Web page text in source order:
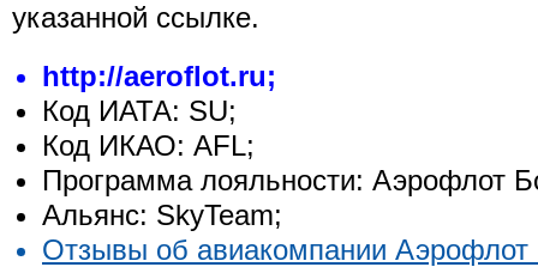
указанной ссылке.
http://aeroflot.ru;
Код ИАТА: SU;
Код ИКАО: AFL;
Программа лояльности: Аэрофлот
Альянс: SkyTeam;
Отзывы об авиакомпании Аэрофлот